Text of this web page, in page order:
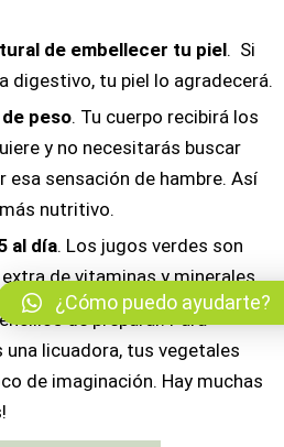
de embellecer tu piel. Si
digestivo, tu piel lo agradecerá.
peso. Tu cuerpo recibirá los
y no necesitarás buscar
esa sensación de hambre. Así
nutritivo.
al día. Los jugos verdes son
de vitaminas y minerales
de preparar. Para
licuadora, tus vegetales
de imaginación. Hay muchas
¿Cómo puedo ayudarte?